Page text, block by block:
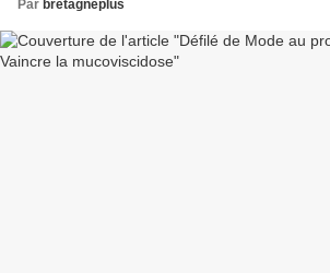
Par bretagneplus